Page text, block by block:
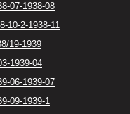
07-1938-08
10-2-1938-11
19-1939
1939-04
06-1939-07
09-1939-1